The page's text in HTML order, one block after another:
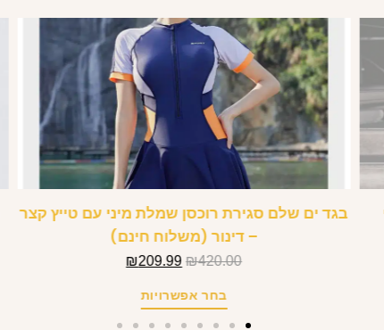
בגד ים שלם סגירת רוכסן שמלת מיני עם טייץ קצר
– דינור (משלוח חינם)
₪420.00
₪209.99
בחר אפשרויות